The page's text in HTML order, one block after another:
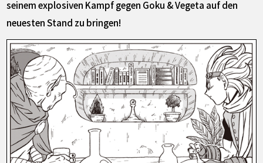
seinem explosiven Kampf gegen Goku & Vegeta auf den
neuesten Stand zu bringen!